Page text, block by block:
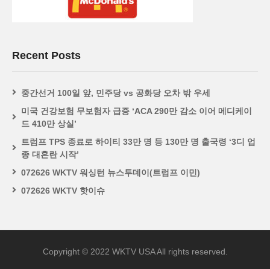
Recent Posts
중간선거 100일 앞, 민주당 vs 공화당 오차 밖 우세
미국 건강보험 무보험자 급증 ‘ACA 290만 감소 이어 메디케이
드 410만 상실’
트럼프 TPS 종료로 하이티 33만 명 등 130만 명 출국령 ‘3디 업
종 대혼란 시작’
072626 WKTV 워싱턴 뉴스투데이(트럼프 이민)
072626 WKTV 핫이슈
Copyright © 2022 WKTV USA All rights reserved.